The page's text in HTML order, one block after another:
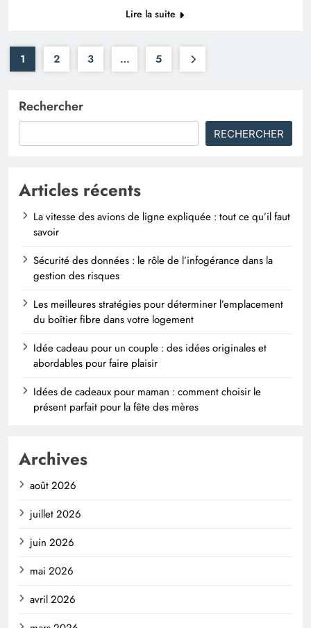
Lire la suite
1 2 3 … 5
Rechercher
RECHERCHER
Articles récents
La vitesse des avions de ligne expliquée : tout ce qu’il faut
savoir
Sécurité des données : le rôle de l’infogérance dans la
gestion des risques
Les meilleures stratégies pour déterminer l’emplacement
du boîtier fibre dans votre logement
Idée cadeau pour un couple : des idées originales et
abordables pour faire plaisir
Idées de cadeaux pour maman : comment choisir le
présent parfait pour la fête des mères
Archives
août 2026
juillet 2026
juin 2026
mai 2026
avril 2026